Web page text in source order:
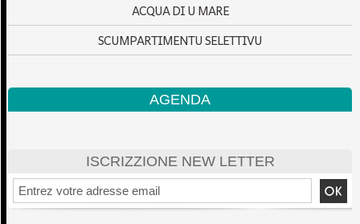
ACQUA DI U MARE
SCUMPARTIMENTU SELETTIVU
AGENDA
ISCRIZZIONE NEW LETTER